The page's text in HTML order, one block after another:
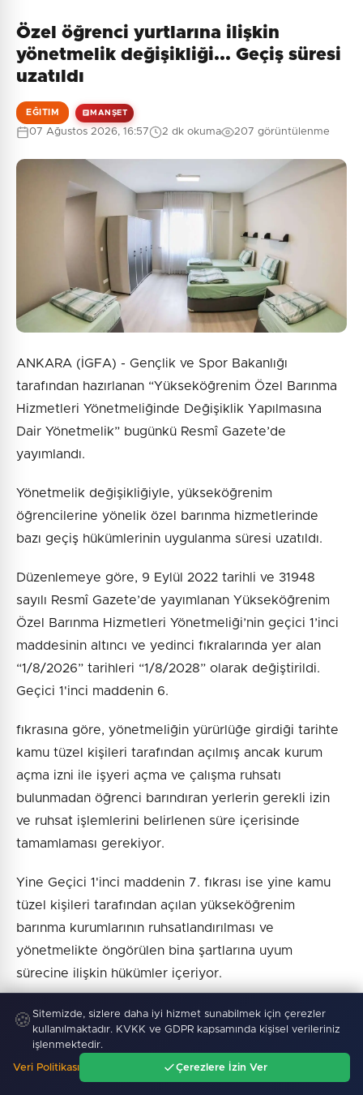
Özel öğrenci yurtlarına ilişkin
yönetmelik değişikliği... Geçiş süresi
uzatıldı
EĞITIM MANŞET
07 Ağustos 2026, 16:57 2 dk okuma 207 görüntülenme
ANKARA (İGFA) - Gençlik ve Spor Bakanlığı
tarafından hazırlanan “Yükseköğrenim Özel Barınma
Hizmetleri Yönetmeliğinde Değişiklik Yapılmasına
Dair Yönetmelik” bugünkü Resmî Gazete’de
yayımlandı.
Yönetmelik değişikliğiyle, yükseköğrenim
öğrencilerine yönelik özel barınma hizmetlerinde
bazı geçiş hükümlerinin uygulanma süresi uzatıldı.
Düzenlemeye göre, 9 Eylül 2022 tarihli ve 31948
sayılı Resmî Gazete’de yayımlanan Yükseköğrenim
Özel Barınma Hizmetleri Yönetmeliği’nin geçici 1’inci
maddesinin altıncı ve yedinci fıkralarında yer alan
“1/8/2026” tarihleri “1/8/2028” olarak değiştirildi.
Geçici 1'inci maddenin 6.
fıkrasına göre, yönetmeliğin yürürlüğe girdiği tarihte
kamu tüzel kişileri tarafından açılmış ancak kurum
açma izni ile işyeri açma ve çalışma ruhsatı
bulunmadan öğrenci barındıran yerlerin gerekli izin
ve ruhsat işlemlerini belirlenen süre içerisinde
tamamlaması gerekiyor.
Yine Geçici 1'inci maddenin 7. fıkrası ise yine kamu
tüzel kişileri tarafından açılan yükseköğrenim
barınma kurumlarının ruhsatlandırılması ve
yönetmelikte öngörülen bina şartlarına uyum
sürecine ilişkin hükümler içeriyor.
Söz konusu geçici düzenlemelerde öngörülen süreler
1 Ağustos 2028 tarihine kadar uzatılmış oldu.
🍪 Sitemizde, sizlere daha iyi hizmet sunabilmek için çerezler
kullanılmaktadır. KVKK ve GDPR kapsamında kişisel verileriniz
işlenmektedir.
Veri Politikası Çerezlere İzin Ver
Gündem Ara Menü